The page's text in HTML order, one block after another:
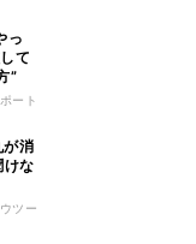
っ
て
”
ート
が消
けな
ツー